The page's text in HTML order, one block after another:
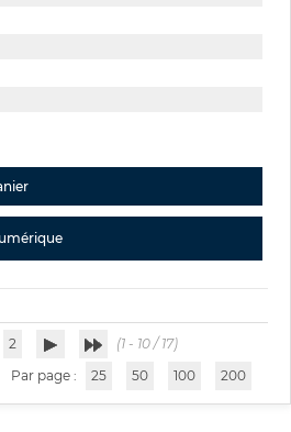
2
(1 - 10 / 17)
Par page :
25 50 100 200